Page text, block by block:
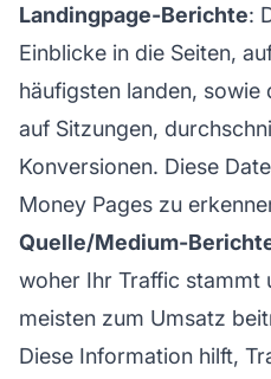
Landingpage-Berichte:
Einblicke in die Seiten,
häufigsten landen, sowie
auf Sitzungen,
Konversionen. Diese
Money Pages zu
Quelle/Medium-
woher Ihr Traffic stammt
meisten zum Umsatz
Diese Information hilft,